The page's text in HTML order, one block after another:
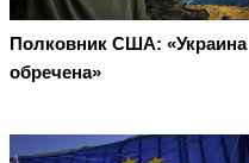
Полковник США: «Украина
обречена»